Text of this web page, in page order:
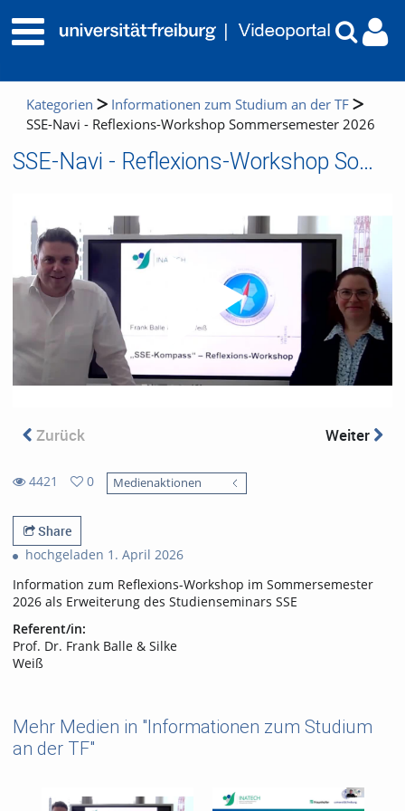
Kategorien
Informationen zum Studium an der TF
SSE-Navi - Reflexions-Workshop Sommersemester 2026
SSE-Navi - Reflexions-Workshop Sommersemester 2026
Zurück Weiter
4421
views
0
favorites
Medienaktionen
Share
hochgeladen 1. April 2026
Information zum Reflexions-Workshop im Sommersemester
2026 als Erweiterung des Studienseminars SSE
Referent/in:
Prof. Dr. Frank Balle & Silke
Weiß
Mehr Medien in "Informationen zum Studium
an der TF"